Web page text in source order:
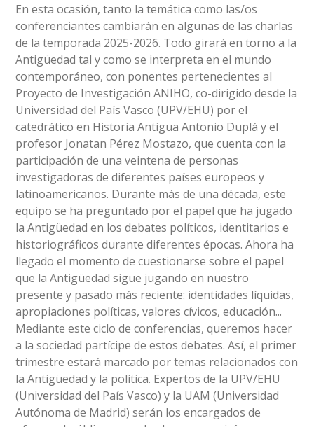
En esta ocasión, tanto la temática como las/os
conferenciantes cambiarán en algunas de las charlas
de la temporada 2025-2026. Todo girará en torno a la
Antigüedad tal y como se interpreta en el mundo
contemporáneo, con ponentes pertenecientes al
Proyecto de Investigación ANIHO, co-dirigido desde la
Universidad del País Vasco (UPV/EHU) por el
catedrático en Historia Antigua Antonio Duplá y el
profesor Jonatan Pérez Mostazo, que cuenta con la
participación de una veintena de personas
investigadoras de diferentes países europeos y
latinoamericanos. Durante más de una década, este
equipo se ha preguntado por el papel que ha jugado
la Antigüedad en los debates políticos, identitarios e
historiográficos durante diferentes épocas. Ahora ha
llegado el momento de cuestionarse sobre el papel
que la Antigüedad sigue jugando en nuestro
presente y pasado más reciente: identidades líquidas,
apropiaciones políticas, valores cívicos, educación...
Mediante este ciclo de conferencias, queremos hacer
a la sociedad partícipe de estos debates. Así, el primer
trimestre estará marcado por temas relacionados con
la Antigüedad y la política. Expertos de la UPV/EHU
(Universidad del País Vasco) y la UAM (Universidad
Autónoma de Madrid) serán los encargados de